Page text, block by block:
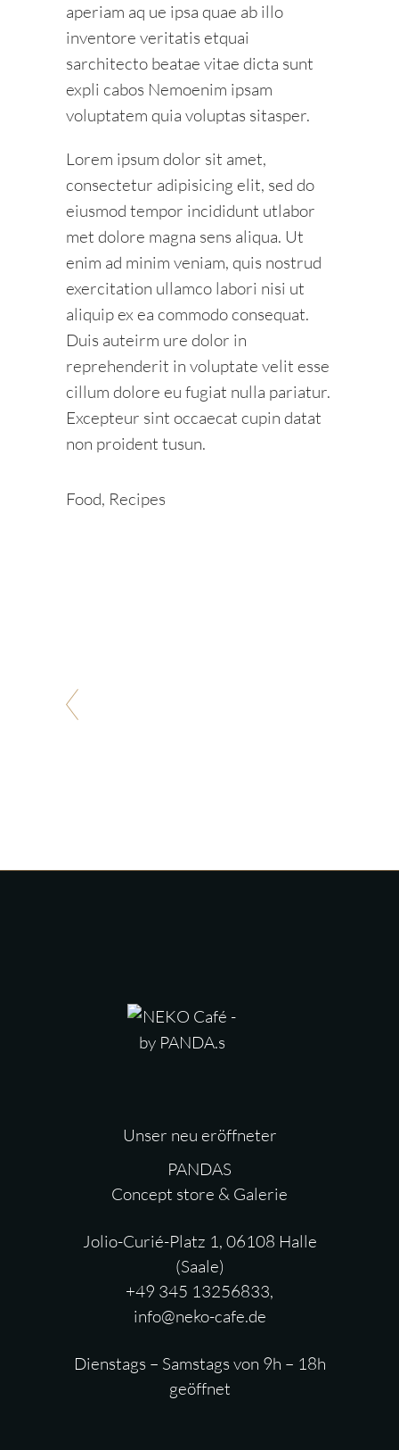
aperiam aq ue ipsa quae ab illo
inventore veritatis etquai
sarchitecto beatae vitae dicta sunt
expli cabos Nemoenim ipsam
voluptatem quia voluptas sitasper.
Lorem ipsum dolor sit amet,
consectetur adipisicing elit, sed do
eiusmod tempor incididunt utlabor
met dolore magna sens aliqua. Ut
enim ad minim veniam, quis nostrud
exercitation ullamco labori nisi ut
aliquip ex ea commodo consequat.
Duis auteirm ure dolor in
reprehenderit in voluptate velit esse
cillum dolore eu fugiat nulla pariatur.
Excepteur sint occaecat cupin datat
non proident tusun.
Food, Recipes
Unser neu eröffneter
PANDAS
Concept store & Galerie
Jolio-Curié-Platz 1, 06108 Halle
(Saale)
+49 345 13256833,
info@neko-cafe.de
Dienstags – Samstags von 9h – 18h
geöffnet